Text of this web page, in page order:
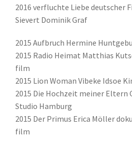
2016 verfluchte Liebe deutscher
Sievert Dominik Graf
2015 Aufbruch Hermine
2015 Radio Heimat Matthias
film
2015 Lion Woman Vibeke Idsoe
2015 Die Hochzeit meiner Eltern
Studio Hamburg
2015 Der Primus Erica Möller
film